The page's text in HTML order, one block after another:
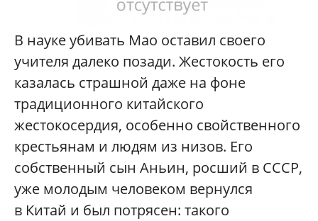
В науке убивать Мао оставил своего
учителя далеко позади. Жестокость его
казалась страшной даже на фоне
традиционного китайского
жестокосердия, особенно свойственного
крестьянам и людям из низов. Его
собственный сын Аньин, росший в СССР,
уже молодым человеком вернулся
в Китай и был потрясен: такого